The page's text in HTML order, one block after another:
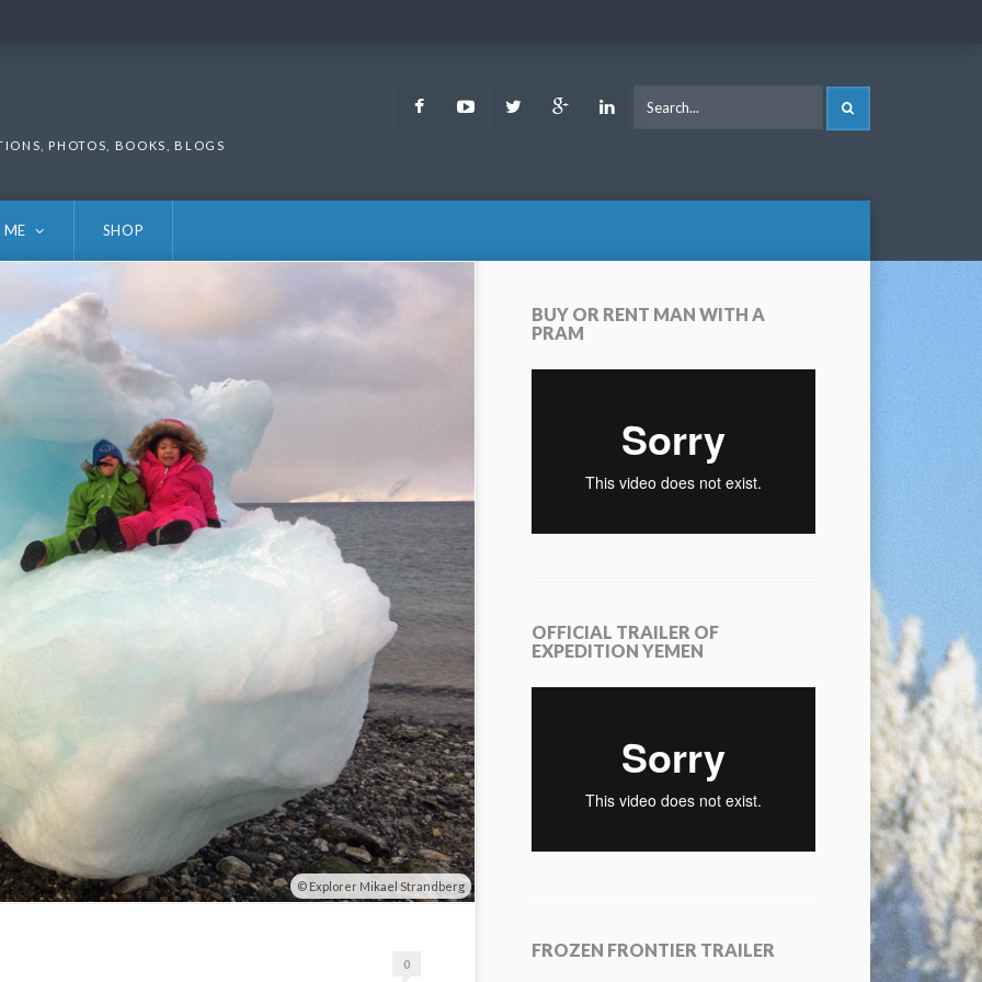
PHOTOS, BOOKS, BLOGS
FacebookYoutubeTwitter Google LinkedIn
SHOP
Explorer Mikael Strandberg
0
BUY OR RENT MAN WITH A
PRAM
OFFICIAL TRAILER OF
EXPEDITION YEMEN
FROZEN FRONTIER TRAILER